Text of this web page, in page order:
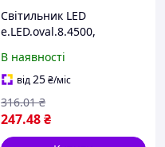
Світильник LED
e.LED.oval.8.4500,
4500K, IP54, білий для
промислового освітлення
В наявності
від25₴/міс
247.48₴
316.01 ₴